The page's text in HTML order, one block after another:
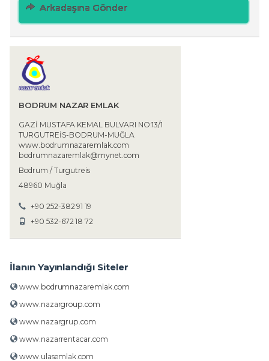
Arkadaşına Gönder
BODRUM NAZAR EMLAK
GAZİ MUSTAFA KEMAL BULVARI NO:13/1
TURGUTREİS-BODRUM-MUĞLA
www.bodrumnazaremlak.com
bodrumnazaremlak@mynet.com
Bodrum / Turgutreis
48960 Muğla
+90 252-382 91 19
+90 532-672 18 72
İlanın Yayınlandığı Siteler
www.bodrumnazaremlak.com
www.nazargroup.com
www.nazargrup.com
www.nazarrentacar.com
www.ulasemlak.com